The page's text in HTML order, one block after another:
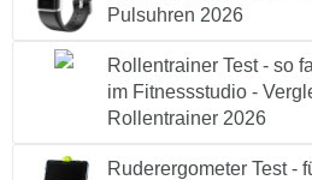
Pulsuhren 2026
Rollentrainer Test - so
im Fitnessstudio -
Rollentrainer 2026
Ruderergometer Test -